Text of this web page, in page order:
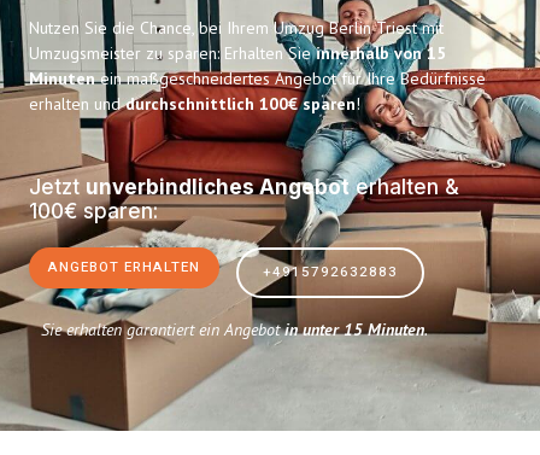
Nutzen Sie die Chance, bei Ihrem Umzug Berlin Triest mit
Umzugsmeister zu sparen: Erhalten Sieinnerhalb von 15
Minutenein maßgeschneidertes Angebot für Ihre Bedürfnisse
erhalten unddurchschnittlich 100€ sparen!
Jetzt unverbindliches Angeboterhalten &
100€ sparen:
ANGEBOT ERHALTEN +4915792632883
Sie erhalten garantiert ein Angebotin unter 15 Minuten.